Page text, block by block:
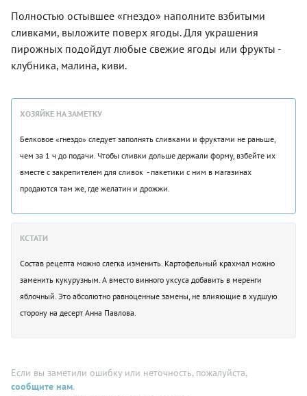
Полностью остывшее «гнездо» наполните взбитыми
сливками, выложите поверх ягоды. Для украшения
пирожных подойдут любые свежие ягоды или фрукты -
клубника, малина, киви.
ХОЗЯЙКЕ НА ЗАМЕТКУ
Белковое «гнездо» следует заполнять сливками и фруктами не раньше,
чем за 1 ч до подачи. Чтобы сливки дольше держали форму, взбейте их
вместе с закрепителем для сливок - пакетики с ним в магазинах
продаются там же, где желатин и дрожжи.
КСТАТИ
Состав рецепта можно слегка изменить. Картофельный крахмал можно
заменить кукурузным. А вместо винного уксуса добавить в меренги
яблочный. Это абсолютно равноценные замены, не влияющие в худшую
сторону на десерт Анна Павлова.
Если вы заметили ошибку или неточность, пожалуйста,
сообщите нам.